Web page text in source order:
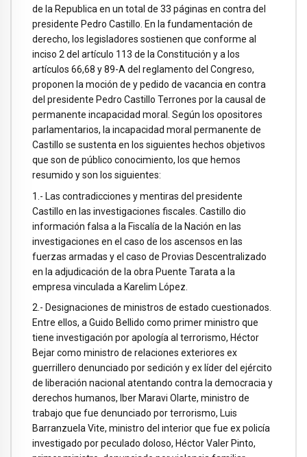
de la Republica en un total de 33 páginas en contra del
presidente Pedro Castillo. En la fundamentación de
derecho, los legisladores sostienen que conforme al
inciso 2 del artículo 113 de la Constitución y a los
artículos 66,68 y 89-A del reglamento del Congreso,
proponen la moción de y pedido de vacancia en contra
del presidente Pedro Castillo Terrones por la causal de
permanente incapacidad moral. Según los opositores
parlamentarios, la incapacidad moral permanente de
Castillo se sustenta en los siguientes hechos objetivos
que son de público conocimiento, los que hemos
resumido y son los siguientes:
1.- Las contradicciones y mentiras del presidente
Castillo en las investigaciones fiscales. Castillo dio
información falsa a la Fiscalía de la Nación en las
investigaciones en el caso de los ascensos en las
fuerzas armadas y el caso de Provias Descentralizado
en la adjudicación de la obra Puente Tarata a la
empresa vinculada a Karelim López.
2.- Designaciones de ministros de estado cuestionados.
Entre ellos, a Guido Bellido como primer ministro que
tiene investigación por apología al terrorismo, Héctor
Bejar como ministro de relaciones exteriores ex
guerrillero denunciado por sedición y ex líder del ejército
de liberación nacional atentando contra la democracia y
derechos humanos, Iber Maravi Olarte, ministro de
trabajo que fue denunciado por terrorismo, Luis
Barranzuela Vite, ministro del interior que fue ex policía
investigado por peculado doloso, Héctor Valer Pinto,